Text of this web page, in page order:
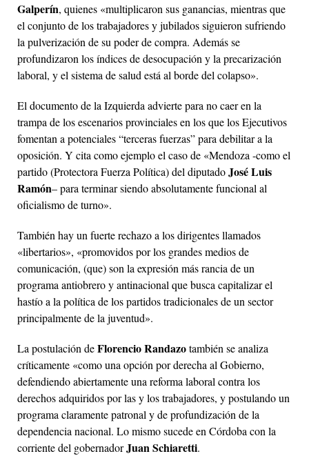
Galperín, quienes «multiplicaron sus ganancias, mientras que
el conjunto de los trabajadores y jubilados siguieron sufriendo
la pulverización de su poder de compra. Además se
profundizaron los índices de desocupación y la precarización
laboral, y el sistema de salud está al borde del colapso».
El documento de la Izquierda advierte para no caer en la
trampa de los escenarios provinciales en los que los Ejecutivos
fomentan a potenciales “terceras fuerzas” para debilitar a la
oposición. Y cita como ejemplo el caso de «Mendoza -como el
partido (Protectora Fuerza Política) del diputadoJosé Luis
Ramón– para terminar siendo absolutamente funcional al
oficialismo de turno».
También hay un fuerte rechazo a los dirigentes llamados
«libertarios», «promovidos por los grandes medios de
comunicación, (que) son la expresión más rancia de un
programa antiobrero y antinacional que busca capitalizar el
hastío a la política de los partidos tradicionales de un sector
principalmente de la juventud».
La postulación deFlorencio Randazotambién se analiza
críticamente «como una opción por derecha al Gobierno,
defendiendo abiertamente una reforma laboral contra los
derechos adquiridos por las y los trabajadores, y postulando un
programa claramente patronal y de profundización de la
dependencia nacional. Lo mismo sucede en Córdoba con la
corriente del gobernadorJuan Schiaretti.